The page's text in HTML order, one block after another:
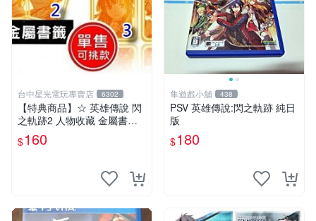
台中星光電玩專賣店 6302
【特典商品】☆ 英雄傳說 閃
之軌跡2 人物收藏 金屬書籤
☆【單張販售 可挑款】台中
星光電玩
$160
隼遊戲小舖 438
PSV 英雄傳說:閃之軌跡 純日
版
$180